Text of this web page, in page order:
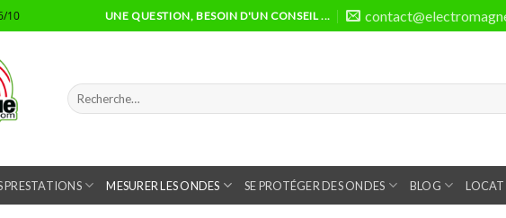
UNE QUESTION, BESOIN D'UN CONSEIL ...
Recherche
pour :
PRESTATIONS MESURER LES ONDES SE PROTÉGER DES ONDES BLOG